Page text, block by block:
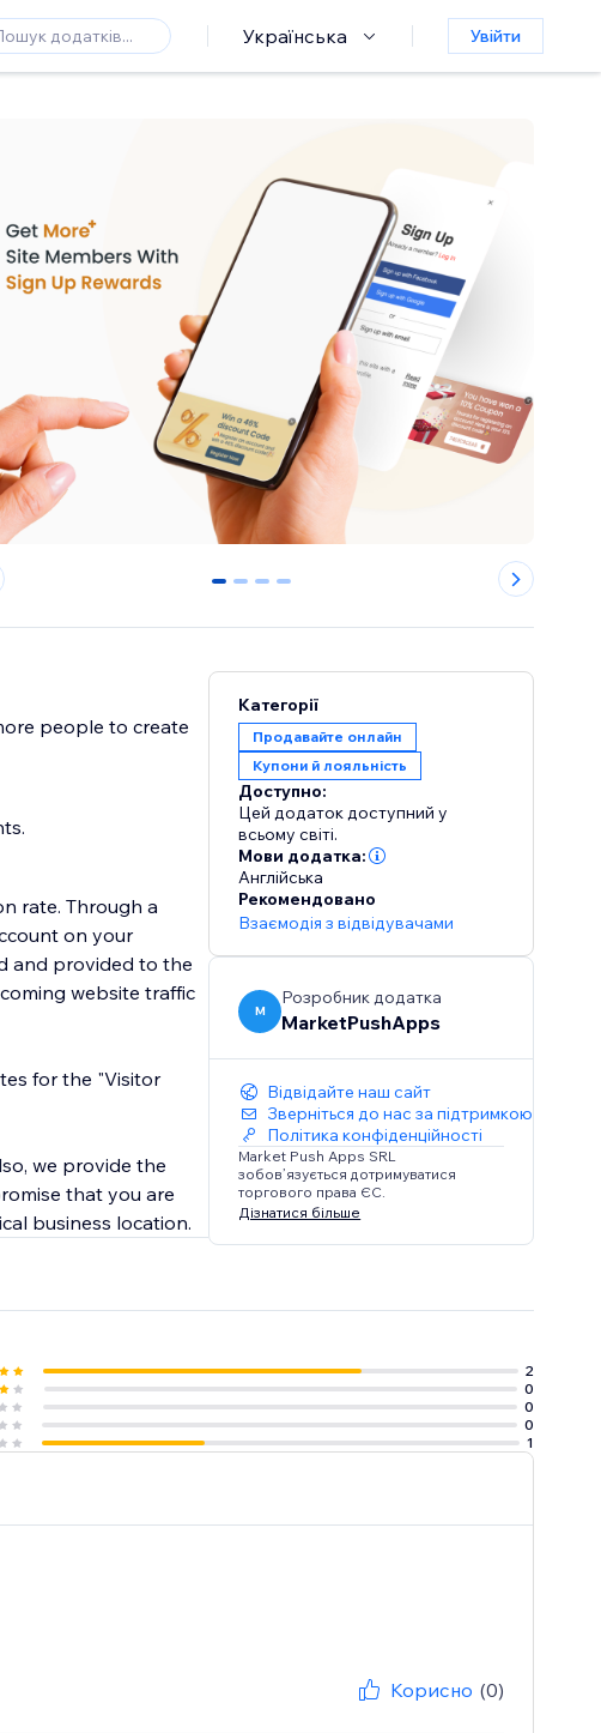
Українська Увійти
0 1 2 3
people to create
a
on your
and provided to the
website traffic
for the "Visitor
we provide the
that you are
business location.
Категорії
Продавайте онлайн
Купони й лояльність
Доступно:
Цей додаток доступний у
всьому світі.
Мови додатка:
Англійська
Рекомендовано
Взаємодія з відвідувачами
M
Розробник додатка
MarketPushApps
Відвідайте наш сайт
Зверніться до нас за підтримкою
Політика конфіденційності
Market Push Apps SRL
зобов’язується дотримуватися
торгового права ЄС.
Дізнатися більше
2
0
0
0
1
Корисно (0)